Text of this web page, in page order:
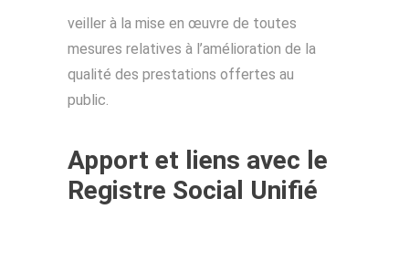
veiller à la mise en œuvre de toutes
mesures relatives à l’amélioration de la
qualité des prestations offertes au
public.
Apport et liens avec le
Registre Social Unifié